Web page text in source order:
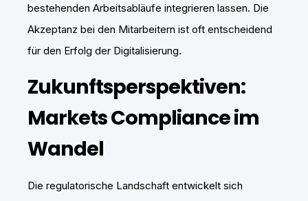
bestehenden Arbeitsabläufe integrieren lassen. Die
Akzeptanz bei den Mitarbeitern ist oft entscheidend
für den Erfolg der Digitalisierung.
Zukunftsperspektiven:
Markets Complianceim
Wandel
Die regulatorische Landschaft entwickelt sich